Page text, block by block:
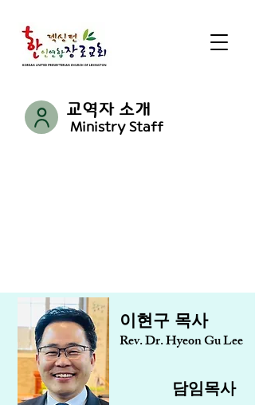
교역자 소개
Ministry Staff
​이현구 목사
Rev. Dr. Hyeon Gu Lee
담임목사